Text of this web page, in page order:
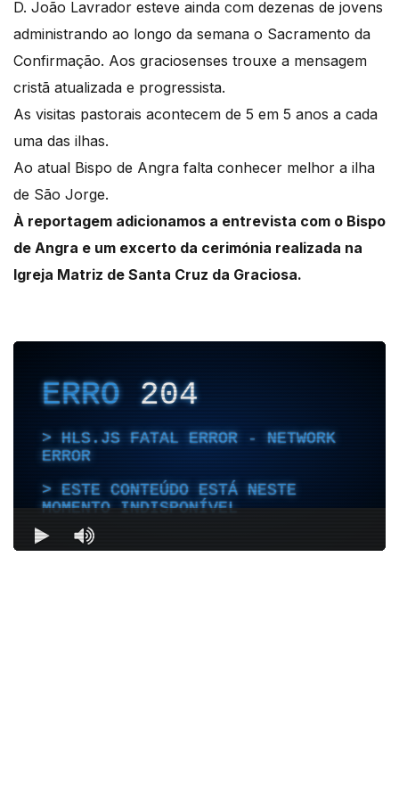
D. João Lavrador esteve ainda com dezenas de jovens
administrando ao longo da semana o Sacramento da
Confirmação. Aos graciosenses trouxe a mensagem
cristã atualizada e progressista.
As visitas pastorais acontecem de 5 em 5 anos a cada
uma das ilhas.
Ao atual Bispo de Angra falta conhecer melhor a ilha
de São Jorge.
À reportagem adicionamos a entrevista com o Bispo
de Angra e um excerto da cerimónia realizada na
Igreja Matriz de Santa Cruz da Graciosa.